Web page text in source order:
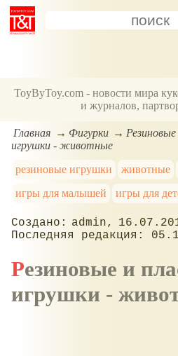
ToyByToy.com - новости мира
и журналов,
Главная Фигурки
игрушки - животные
резиновые игрушки
животные
игры для малышей
игры для
admin
Резиновые и пластмассовые
игрушки -